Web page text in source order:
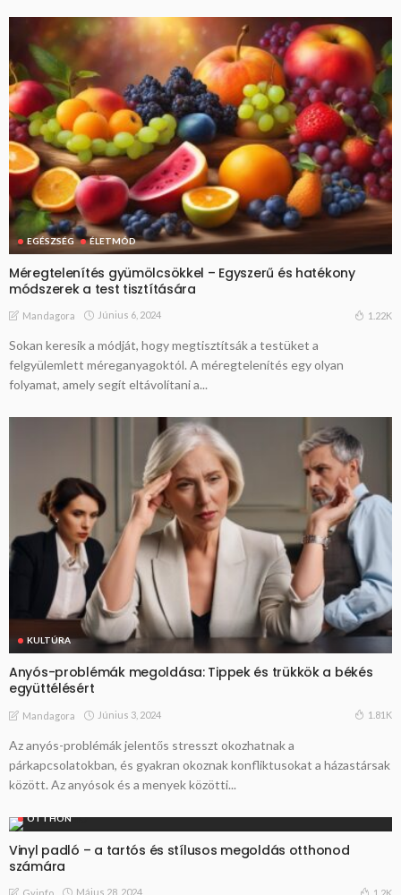
EGÉSZSÉG ÉLETMÓD
Méregtelenítés gyümölcsökkel – Egyszerű és hatékony
módszerek a test tisztítására
Mandagora Június 6, 2024 1.22K
Sokan keresik a módját, hogy megtisztítsák a testüket a
felgyülemlett méreganyagoktól. A méregtelenítés egy olyan
folyamat, amely segít eltávolítani a...
KULTÚRA
Anyós-problémák megoldása: Tippek és trükkök a békés
együttélésért
Mandagora Június 3, 2024 1.81K
Az anyós-problémák jelentős stresszt okozhatnak a
párkapcsolatokban, és gyakran okoznak konfliktusokat a házastársak
között. Az anyósok és a menyek közötti...
OTTHON
Vinyl padló – a tartós és stílusos megoldás otthonod
számára
Gyinfo Május 28, 2024 1.2K